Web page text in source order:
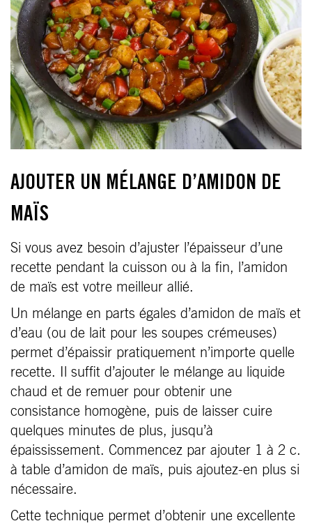
AJOUTER UN MÉLANGE D’AMIDON DE
MAÏS
Si vous avez besoin d’ajuster l’épaisseur d’une
recette pendant la cuisson ou à la fin, l’amidon
de maïs est votre meilleur allié.
Un mélange en parts égales d’amidon de maïs et
d’eau (ou de lait pour les soupes crémeuses)
permet d’épaissir pratiquement n’importe quelle
recette. Il suffit d’ajouter le mélange au liquide
chaud et de remuer pour obtenir une
consistance homogène, puis de laisser cuire
quelques minutes de plus, jusqu’à
épaississement. Commencez par ajouter 1 à 2 c.
à table d’amidon de maïs, puis ajoutez-en plus si
nécessaire.
Cette technique permet d’obtenir une excellente